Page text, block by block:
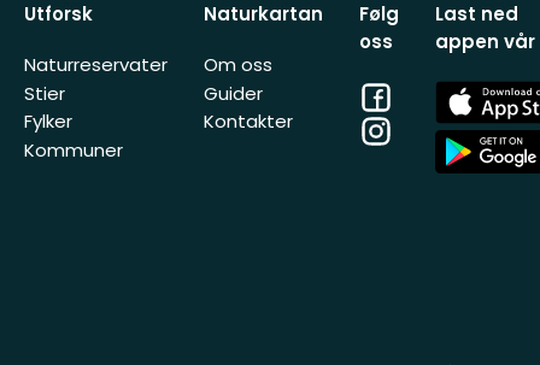
Utforsk
Naturreservater
Stier
Fylker
Kommuner
Naturkartan
Om oss
Guider
Kontakter
Følg
oss
Facebook
Instagram
Last ned
appen vår
App
Store
App
Store